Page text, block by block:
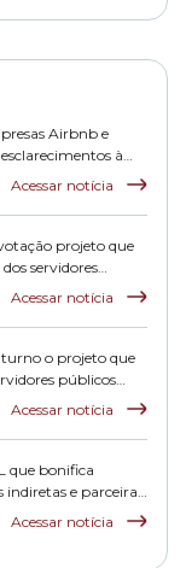
Airbnb e
à
Acessar notícia
projeto que
servidores
Acessar notícia
o projeto que
públicos
Acessar notícia
que bonifica
indiretas e parceiras
Acessar notícia